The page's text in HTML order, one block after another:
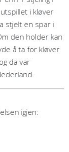
i kløver
stjelt en spar i
den holder kan
å ta for kløver
da var
igjen: